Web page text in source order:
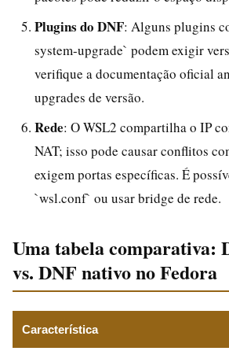
Plugins do DNF: Alguns plugins
system-upgrade` podem exigir
verifique a documentação oficial
upgrades de versão.
Rede: O WSL2 compartilha o IP
NAT; isso pode causar conflitos
exigem portas específicas. É
`wsl.conf` ou usar bridge de rede.
Uma tabela comparativa:
vs. DNF nativo no Fedora
Característica